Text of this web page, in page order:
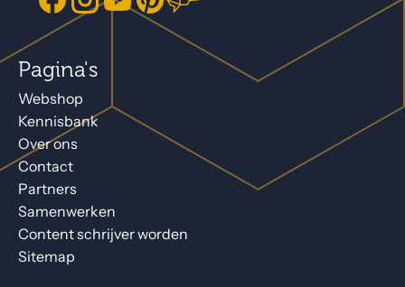
Pagina's
Webshop
Kennisbank
Over ons
Contact
Partners
Samenwerken
Content schrijver worden
Sitemap